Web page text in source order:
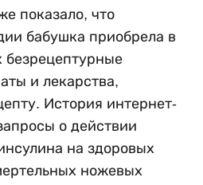
показало, что
бабушка приобрела в
безрецептурные
и лекарства,
История интернет-
о действии
на здоровых
ножевых